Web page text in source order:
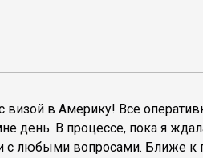
в Америку! Все
день. В процессе, пока я
с любыми вопросами. Ближе к